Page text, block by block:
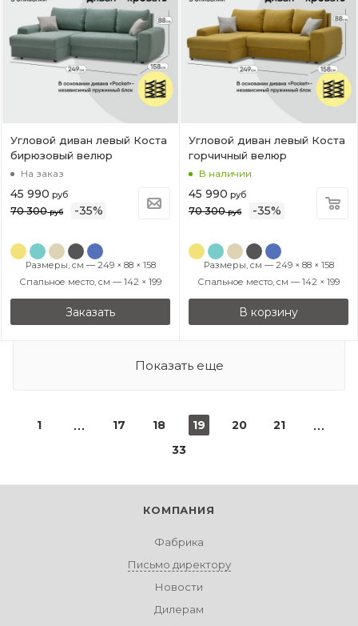
Угловой диван левый Коста
бирюзовый велюр
На заказ
45 990 руб
70 300руб -35%
Размеры, см — 249 × 88 × 158
Спальное место, см — 142 × 199
Заказать
Угловой диван левый Коста
горчичный велюр
В наличии
45 990 руб
70 300руб -35%
Размеры, см — 249 × 88 × 158
Спальное место, см — 142 × 199
В корзину
Показать еще
1 17 18 19 20
21
33
КОМПАНИЯ
Фабрика
Письмо директору
Новости
Дилерам